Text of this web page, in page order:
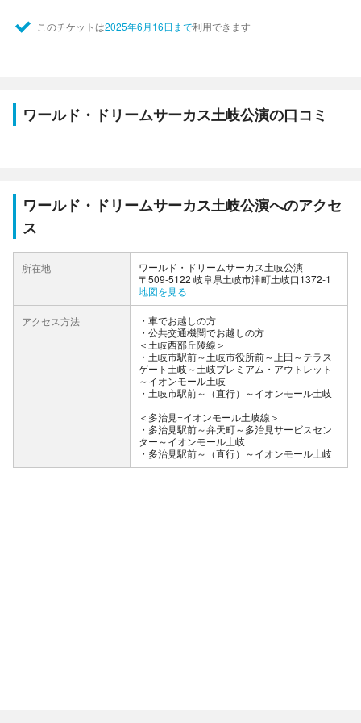
このチケットは2025年6月16日まで利用できます
ワールド・ドリームサーカス土岐公演の口コミ
ワールド・ドリームサーカス土岐公演へのアクセ
ス
所在地
ワールド・ドリームサーカス土岐公演
〒509-5122 岐阜県土岐市津町土岐口1372-1
地図を見る
アクセス方法
車でお越しの方
公共交通機関でお越しの方
＜土岐西部丘陵線＞
・土岐市駅前～土岐市役所前～上田～テラス
ゲート土岐～土岐プレミアム・アウトレット
～イオンモール土岐
・土岐市駅前～（直行）～イオンモール土岐
＜多治見=イオンモール土岐線＞
・多治見駅前～弁天町～多治見サービスセン
ター～イオンモール土岐
・多治見駅前～（直行）～イオンモール土岐